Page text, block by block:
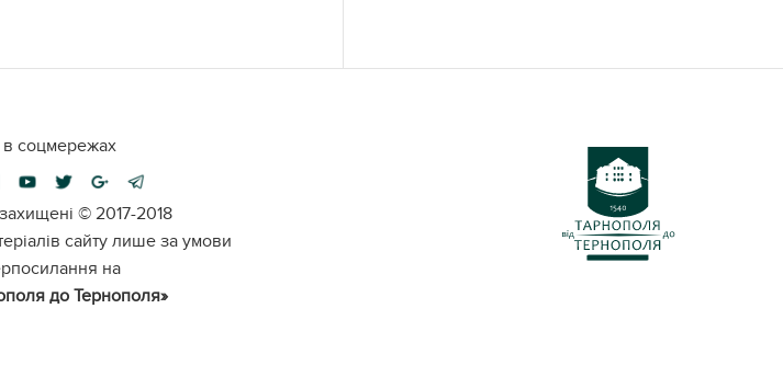
соцмережах
©2017-2018
сайту лише за умови
на
до Тернополя»